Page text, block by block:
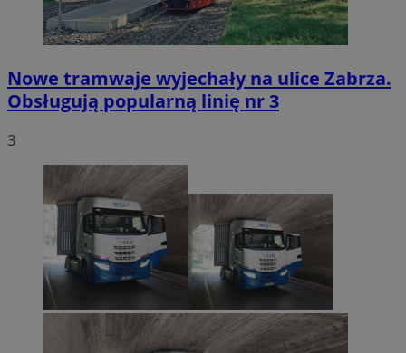
Nowe tramwaje wyjechały na ulice Zabrza.
Obsługują popularną linię nr 3
3